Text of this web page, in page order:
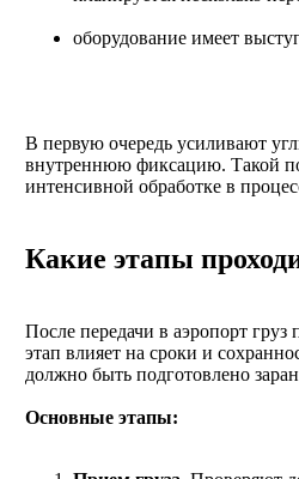
оборудование имеет
В первую очередь усиливают
внутреннюю фиксацию. Такой
интенсивной обработке в
Какие этапы
После передачи в аэропорт
этап влияет на сроки и
должно быть подготовлено
Основные этапы: